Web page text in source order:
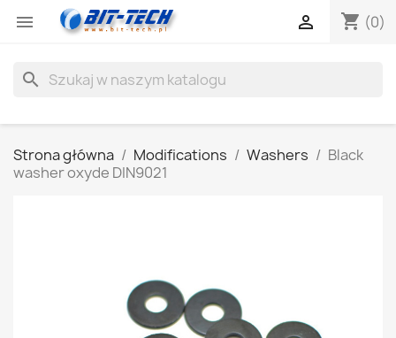
 shopping_cart (0)

search
Strona główna Modifications Washers
Black
washer oxyde DIN9021